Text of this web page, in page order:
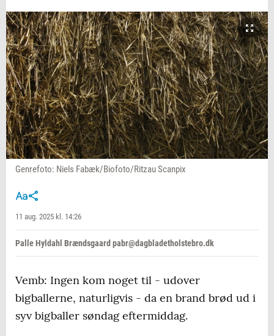
Genrefoto: Niels Fabæk/Biofoto/Ritzau Scanpix
11 aug. 2025 kl. 14:26
Palle Hyldahl Brændsgaard pabr@dagbladetholstebro.dk
Vemb: Ingen kom noget til - udover
bigballerne, naturligvis - da en brand brød ud i
syv bigballer søndag eftermiddag.